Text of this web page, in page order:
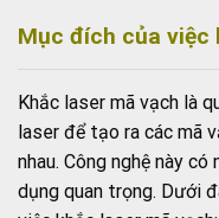
Mục đích của việc
Khắc laser mã vạch là
laser để tạo ra các mã
nhau. Công nghệ này
dụng quan trọng. Dưới